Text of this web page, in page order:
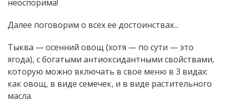
неоспорима!
Далее поговорим о всех ее достоинствах...
Тыква — осенний овощ (хотя — по сути — это
ягода), с богатыми антиоксидантными свойствами,
которую можно включать в свое меню в 3 видах:
как овощ, в виде семечек, и в виде растительного
масла.